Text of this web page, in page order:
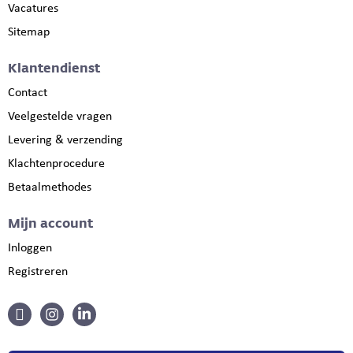
Vacatures
Sitemap
Klantendienst
Contact
Veelgestelde vragen
Levering & verzending
Klachtenprocedure
Betaalmethodes
Mijn account
Inloggen
Registreren